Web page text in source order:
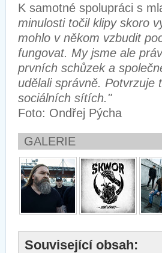
K samotné spolupráci s
minulosti točil klipy skoro
mohlo v někom vzbudit
fungovat. My jsme ale
prvních schůzek a
udělali správně. Potvrzuje
sociálních sítích."
Foto: Ondřej Pýcha
GALERIE
Související obsah: